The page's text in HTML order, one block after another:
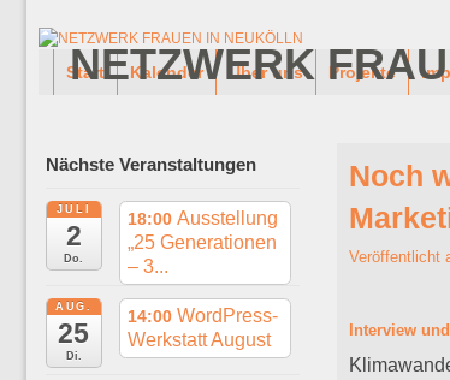
NETZWERK
Zum Inhalt wechseln
Zum sekundären Inhalt wechseln
Start Kalender Über uns Projekte
Nächste Veranstaltungen
JULI
2
Do.
18:00 Ausstellung
„25 Generationen
– 3...
AUG.
25
Di.
14:00 WordPress-
Werkstatt August
Noch
Veröffentlicht
Interview